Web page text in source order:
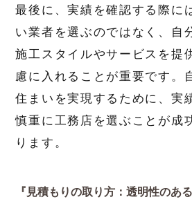
最後に、実績を確認する際に
い業者を選ぶのではなく、自
施工スタイルやサービスを提
慮に入れることが重要です。
住まいを実現するために、実
慎重に工務店を選ぶことが成
ります。
『見積もりの取り方：透明性のあ